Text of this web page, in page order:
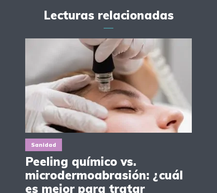
Lecturas relacionadas
Sanidad
Peeling químico vs.
microdermoabrasión: ¿cuál
es mejor para tratar